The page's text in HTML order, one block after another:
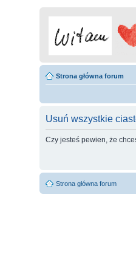
Strona główna forum
Usuń wszystkie
Czy jesteś pewien, że
Strona główna forum